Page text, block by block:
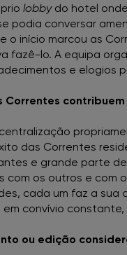
FNAC
FNAC
FNAC
FNAC
FNAC
FNAC
FNAC
lobby do hotel
podia conversar
o início marcou as
fazê-lo. A equipa
e elogios
Correntes
das Correntes
e grande parte
com os outros e com
cada um faz a
em convívio
ou edição